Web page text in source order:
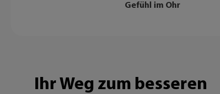
Gefühl im Ohr
Ihr Weg zum besseren